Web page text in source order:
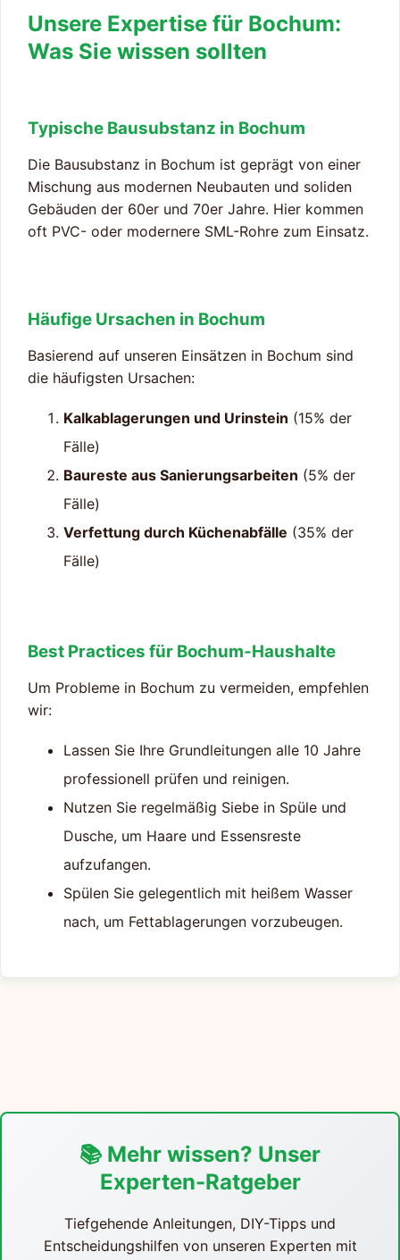
Unsere Expertise für Bochum:
Was Sie wissen sollten
Typische Bausubstanz in Bochum
Die Bausubstanz in Bochum ist geprägt von einer
Mischung aus modernen Neubauten und soliden
Gebäuden der 60er und 70er Jahre. Hier kommen
oft PVC- oder modernere SML-Rohre zum Einsatz.
Häufige Ursachen in Bochum
Basierend auf unseren Einsätzen in Bochum sind
die häufigsten Ursachen:
Kalkablagerungen und Urinstein (15% der
Fälle)
Baureste aus Sanierungsarbeiten (5% der
Fälle)
Verfettung durch Küchenabfälle (35% der
Fälle)
Best Practices für Bochum-Haushalte
Um Probleme in Bochum zu vermeiden, empfehlen
wir:
Lassen Sie Ihre Grundleitungen alle 10 Jahre
professionell prüfen und reinigen.
Nutzen Sie regelmäßig Siebe in Spüle und
Dusche, um Haare und Essensreste
aufzufangen.
Spülen Sie gelegentlich mit heißem Wasser
nach, um Fettablagerungen vorzubeugen.
📚 Mehr wissen? Unser
Experten-Ratgeber
Tiefgehende Anleitungen, DIY-Tipps und
Entscheidungshilfen von unseren Experten mit